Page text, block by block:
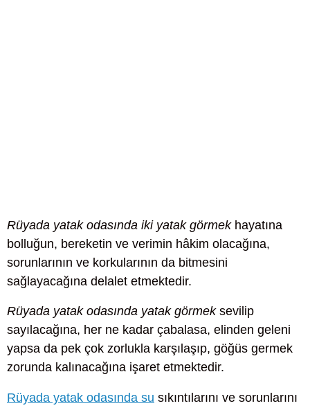
Rüyada yatak odasında iki yatak görmekhayatına
bolluğun, bereketin ve verimin hâkim olacağına,
sorunlarının ve korkularının da bitmesini
sağlayacağına delalet etmektedir.
Rüyada yatak odasında yatak görmeksevilip
sayılacağına, her ne kadar çabalasa, elinden geleni
yapsa da pek çok zorlukla karşılaşıp, göğüs germek
zorunda kalınacağına işaret etmektedir.
Rüyada yatak odasında su sıkıntılarını ve sorunlarını